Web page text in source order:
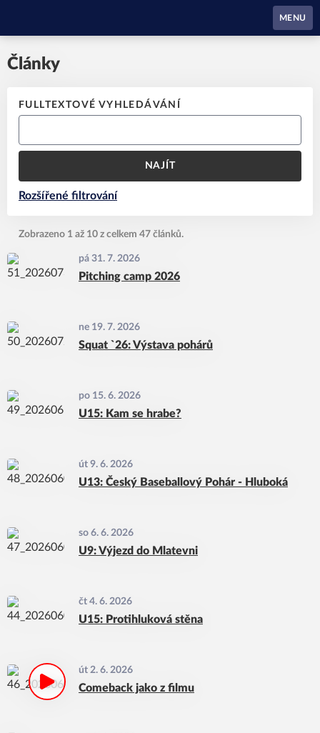
MENU
Články
FULLTEXTOVÉ VYHLEDÁVÁNÍ
NAJÍT
Rozšířené filtrování
Zobrazeno 1 až 10 z celkem 47 článků.
pá 31. 7. 2026
Pitching camp 2026
ne 19. 7. 2026
Squat `26: Výstava pohárů
po 15. 6. 2026
U15: Kam se hrabe?
út 9. 6. 2026
U13: Český Baseballový Pohár - Hluboká
so 6. 6. 2026
U9: Výjezd do Mlatevni
čt 4. 6. 2026
U15: Protihluková stěna
út 2. 6. 2026
Comeback jako z filmu